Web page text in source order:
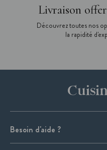
Livraison
Découvrez toutes nos
la rapidité
Besoin d'aide ?